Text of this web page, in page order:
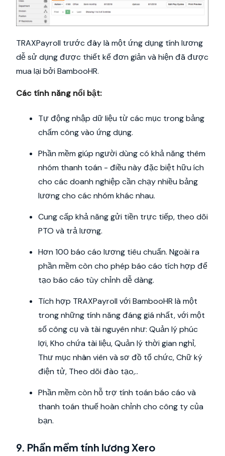
TRAXPayroll trước đây là một ứng dụng tính lương
dễ sử dụng được thiết kế đơn giản và hiện đã được
mua lại bởi BambooHR.
Các tính năng nổi bật:
Tự động nhập dữ liệu từ các mục trong bảng
chấm công vào ứng dụng.
Phần mềm giúp người dùng có khả năng thêm
nhóm thanh toán - điều này đặc biệt hữu ích
cho các doanh nghiệp cần chạy nhiều bảng
lương cho các nhóm khác nhau.
Cung cấp khả năng gửi tiền trực tiếp, theo dõi
PTO và trả lương.
Hơn 100 báo cáo lương tiêu chuẩn. Ngoài ra
phần mềm còn cho phép báo cáo tích hợp để
tạo báo cáo tùy chỉnh dễ dàng.
Tích hợp TRAXPayroll với BambooHR là một
trong những tính năng đáng giá nhất, với một
số công cụ và tài nguyên như: Quản lý phúc
lợi, Kho chứa tài liệu, Quản lý thời gian nghỉ,
Thư mục nhân viên và sơ đồ tổ chức, Chữ ký
điện tử, Theo dõi đào tạo,..
Phần mềm còn hỗ trợ tính toán báo cáo và
thanh toán thuế hoàn chỉnh cho công ty của
bạn.
9. Phần mềm tính lương Xero